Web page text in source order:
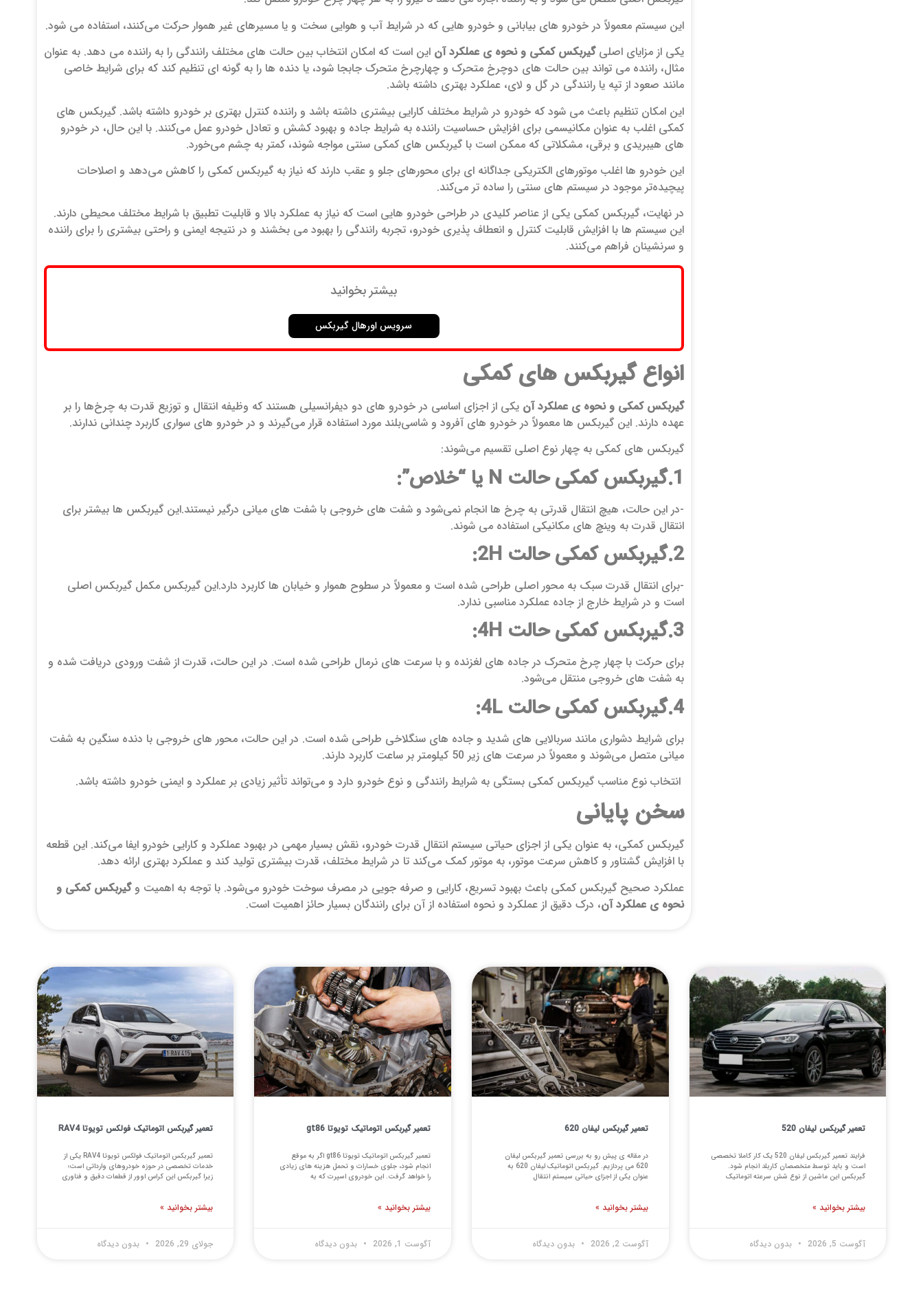
این سیستم معمولاً در خودرو های بیابانی و خودرو هایی که در شرایط آب و هوایی سخت و یا مسیرهای غیر هموار حرکت می‌کنند، استفاده می‌ شود.
یکی از مزایای اصلی گیربکس کمکی و نحوه ی عملکرد آن این است که امکان انتخاب بین حالت‌ های مختلف رانندگی را به راننده می‌ دهد. به عنوان
مثال، راننده می‌ تواند بین حالت‌ های دوچرخ‌ متحرک و چهارچرخ‌ متحرک جابجا شود، یا دنده‌ ها را به گونه‌ ای تنظیم کند که برای شرایط خاصی
مانند صعود از تپه یا رانندگی در گل و لای، عملکرد بهتری داشته باشد.
این امکان تنظیم باعث می‌ شود که خودرو در شرایط مختلف کارایی بیشتری داشته باشد و راننده کنترل بهتری بر خودرو داشته باشد. گیربکس‌ های
کمکی اغلب به عنوان مکانیسمی برای افزایش حساسیت راننده به شرایط جاده و بهبود کشش و تعادل خودرو عمل می‌کنند. با این حال، در خودرو
های هیبریدی و برقی، مشکلاتی که ممکن است با گیربکس‌ های کمکی سنتی مواجه شوند، کمتر به چشم می‌خورد.
این خودرو ها اغلب موتورهای الکتریکی جداگانه‌ ای برای محورهای جلو و عقب دارند که نیاز به گیربکس کمکی را کاهش می‌دهد و اصلاحات
پیچیده‌تر موجود در سیستم‌ های سنتی را ساده‌ تر می‌کند.
در نهایت، گیربکس کمکی یکی از عناصر کلیدی در طراحی خودرو هایی است که نیاز به عملکرد بالا و قابلیت تطبیق با شرایط مختلف محیطی دارند.
این سیستم‌ ها با افزایش قابلیت کنترل و انعطاف‌ پذیری خودرو، تجربه رانندگی را بهبود می‌ بخشند و در نتیجه ایمنی و راحتی بیشتری را برای راننده
و سرنشینان فراهم می‌کنند.
بیشتر بخوانید
سرویس اورهال گیربکس
انواع گیربکس های کمکی
گیربکس کمکی و نحوه ی عملکرد آنیکی از اجزای اساسی در خودرو های دو دیفرانسیلی هستند که وظیفه انتقال و توزیع قدرت به چرخ‌ها را بر
عهده دارند. این گیربکس‌ ها معمولاً در خودرو های آفرود و شاسی‌بلند مورد استفاده قرار می‌گیرند و در خودرو های سواری کاربرد چندانی ندارند.
گیربکس‌ های کمکی به چهار نوع اصلی تقسیم می‌شوند:
1.گیربکس کمکی حالت N یا “خلاص”:
-در این حالت، هیچ انتقال قدرتی به چرخ‌ ها انجام نمی‌شود و شفت‌ های خروجی با شفت‌ های میانی درگیر نیستند.این گیربکس‌ ها بیشتر برای
انتقال قدرت به وینچ‌ های مکانیکی استفاده می‌ شوند.
2.گیربکس کمکی حالت 2H:
-برای انتقال قدرت سبک به محور اصلی طراحی شده است و معمولاً در سطوح هموار و خیابان‌ ها کاربرد دارد.این گیربکس مکمل گیربکس اصلی
است و در شرایط خارج از جاده عملکرد مناسبی ندارد.
3.گیربکس کمکی حالت 4H:
برای حرکت با چهار چرخ متحرک در جاده‌ های لغزنده و با سرعت‌ های نرمال طراحی شده است. در این حالت، قدرت از شفت ورودی دریافت شده و
به شفت‌ های خروجی منتقل می‌شود.
4.گیربکس کمکی حالت 4L:
برای شرایط دشواری مانند سربالایی‌ های شدید و جاده‌ های سنگلاخی طراحی شده است. در این حالت، محور های خروجی با دنده سنگین به شفت
میانی متصل می‌شوند و معمولاً در سرعت‌ های زیر 50 کیلومتر بر ساعت کاربرد دارند.
انتخاب نوع مناسب گیربکس کمکی بستگی به شرایط رانندگی و نوع خودرو دارد و می‌تواند تأثیر زیادی بر عملکرد و ایمنی خودرو داشته باشد.
سخن پایانی
گیربکس کمکی، به عنوان یکی از اجزای حیاتی سیستم انتقال قدرت خودرو، نقش بسیار مهمی در بهبود عملکرد و کارایی خودرو ایفا می‌کند. این قطعه
با افزایش گشتاور و کاهش سرعت موتور، به موتور کمک می‌کند تا در شرایط مختلف، قدرت بیشتری تولید کند و عملکرد بهتری ارائه دهد.
عملکرد صحیح گیربکس کمکی باعث بهبود تسریع، کارایی و صرفه‌ جویی در مصرف سوخت خودرو می‌شود. با توجه به اهمیت و گیربکس کمکی و
نحوه ی عملکرد آن، درک دقیق از عملکرد و نحوه استفاده از آن برای رانندگان بسیار حائز اهمیت است.
تعمیر گیربکس لیفان 520
فرایند تعمیر گیربکس لیفان 520 یک کار کاملا تخصصی
است و باید توسط متخصصان کاربلد انجام شود.
گیربکس این ماشین از نوع شش سرعته اتوماتیک
بیشتر بخوانید »
آگوست 5, 2026 بدون دیدگاه
تعمیر گیربکس لیفان 620
در مقاله ی پیش رو به بررسی تعمیر گیربکس لیفان
620 می پردازیم. گیربکس اتوماتیک لیفان 620 به
عنوان یکی از اجزای حیاتی سیستم انتقال
بیشتر بخوانید »
آگوست 2, 2026 بدون دیدگاه
تعمیر گیربکس اتوماتیک تویوتا gt86
تعمیر گیربکس اتوماتیک تویوتا gt86 اگر به موقع
انجام شود، جلوی خسارات و تحمل هزینه های زیادی
را خواهد گرفت. این خودروی اسپرت که به
بیشتر بخوانید »
آگوست 1, 2026 بدون دیدگاه
تعمیر گیربکس اتوماتیک فولکس تویوتا RAV4
تعمیر گیربکس اتوماتیک فولکس تویوتا RAV4 یکی از
خدمات تخصصی در حوزه خودروهای وارداتی است؛
زیرا گیربکس این کراس اوور از قطعات دقیق و فناوری
بیشتر بخوانید »
جولای 29, 2026 بدون دیدگاه